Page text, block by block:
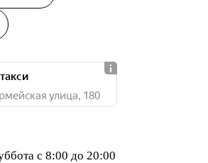
улица, 180
с 8:00 до 20:00